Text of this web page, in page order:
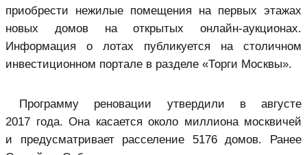
приобрести нежилые помещения на первых этажах
новых домов на открытых онлайн-аукционах.
Информация о лотах публикуется на столичном
инвестиционном портале в разделе «Торги Москвы».
Программу реновации утвердили в августе
2017 года. Она касается около миллиона москвичей
и предусматривает расселение 5176 домов. Ранее